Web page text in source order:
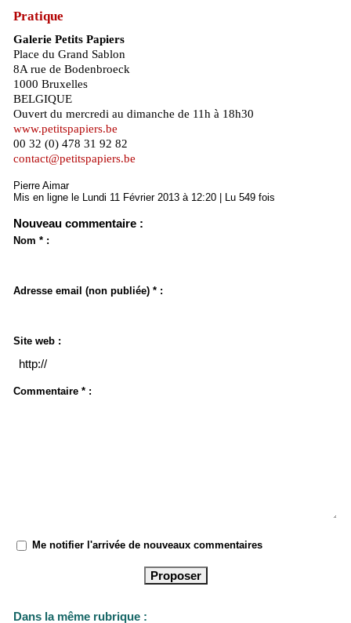
Pratique
Galerie Petits Papiers
Place du Grand Sablon
8A rue de Bodenbroeck
1000 Bruxelles
BELGIQUE
Ouvert du mercredi au dimanche de 11h à 18h30
www.petitspapiers.be
00 32 (0) 478 31 92 82
contact@petitspapiers.be
Pierre Aimar
Mis en ligne le Lundi 11 Février 2013 à 12:20 | Lu 549 fois
Nouveau commentaire :
Nom * :
Adresse email (non publiée) * :
Site web :
Commentaire * :
Me notifier l'arrivée de nouveaux commentaires
Dans la même rubrique :